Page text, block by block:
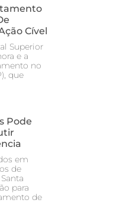
Cível
Superior
e a
no
que
Pode
em
de
para
de